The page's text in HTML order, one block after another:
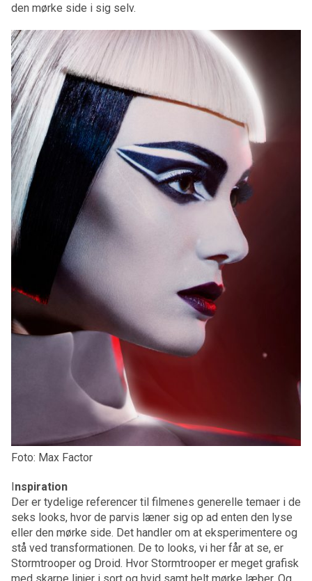
den mørke side i sig selv.
Foto: Max Factor
Inspiration
Der er tydelige referencer til filmenes generelle temaer i de
seks looks, hvor de parvis læner sig op ad enten den lyse
eller den mørke side. Det handler om at eksperimentere og
stå ved transformationen. De to looks, vi her får at se, er
Stormtrooper og Droid. Hvor Stormtrooper er meget grafisk
med skarpe linjer i sort og hvid samt helt mørke læber. Og